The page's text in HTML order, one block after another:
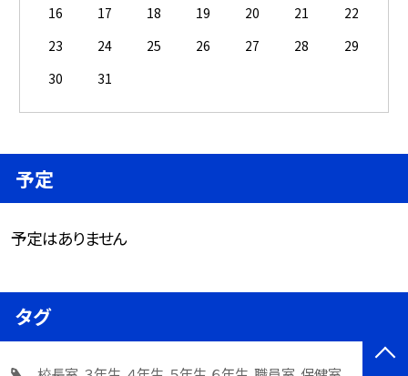
16
17 18 19 20 21
22
23
24 25 26 27 28
29
30
31
予定
予定はありません
タグ